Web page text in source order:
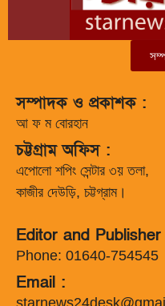
সম্পাদক ও প্রকাশক :
আ ফ ম বোরহান
চট্টগ্রাম অফিস :
এপোলো শপিং সেন্টার ৩য় তলা,
কাজীর দেউড়ি, চট্টগ্রাম।
Editor and
Phone: 01640-754545
Email :